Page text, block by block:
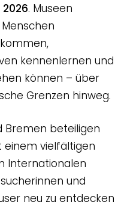
. Museen
kennenlernen und
können – über
Grenzen hinweg.
Bremen beteiligen
einem vielfältigen
Internationalen
und
neu zu entdecken